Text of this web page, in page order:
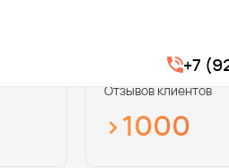
+7
Отзывов клиентов
>1000